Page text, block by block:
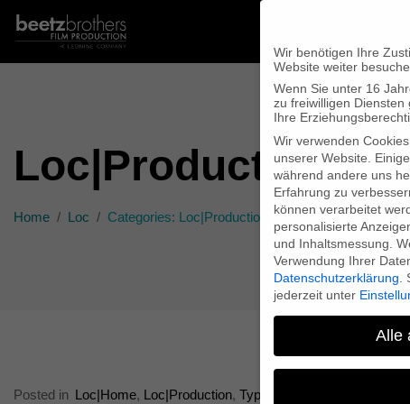
Loc|Production
Home Loc Categories: Loc|Production
Posted in Loc|Home, Loc|Production, Type|News
Wir benötigen Ihre
Website weiter
Wenn Sie unter 16
zu freiwilligen Diensten
Ihre
Wir verwenden
unserer Website.
während andere uns
Erfahrung zu
können verarbeitet
personalisierte
und Inhaltsmessung.
Verwendung Ihrer
Datenschutzerklärung
jederzeit unter
Alle